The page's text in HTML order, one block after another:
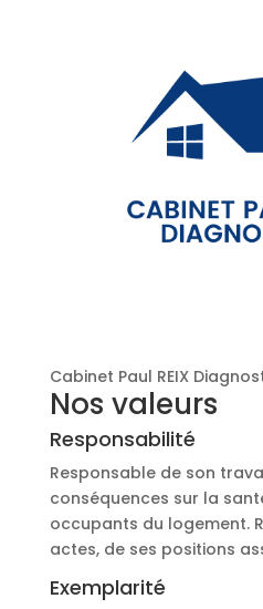
Cabinet Paul REIX
Nos valeurs
Responsabilité
Responsable de son
conséquences sur la
occupants du logement.
actes, de ses positions
Exemplarité